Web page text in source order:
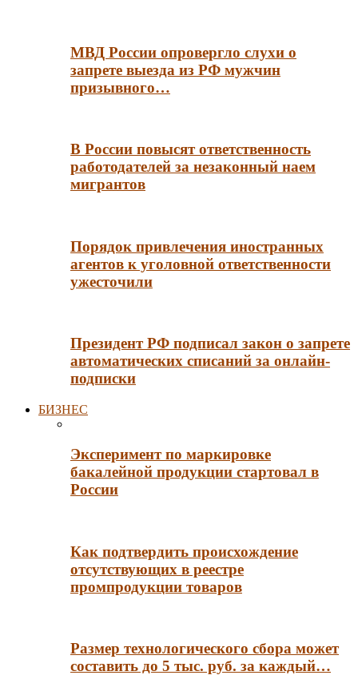
МВД России опровергло слухи о
запрете выезда из РФ мужчин
призывного…
В России повысят ответственность
работодателей за незаконный наем
мигрантов
Порядок привлечения иностранных
агентов к уголовной ответственности
ужесточили
Президент РФ подписал закон о запрете
автоматических списаний за онлайн-
подписки
БИЗНЕС
Эксперимент по маркировке
бакалейной продукции стартовал в
России
Как подтвердить происхождение
отсутствующих в реестре
промпродукции товаров
Размер технологического сбора может
составить до 5 тыс. руб. за каждый…